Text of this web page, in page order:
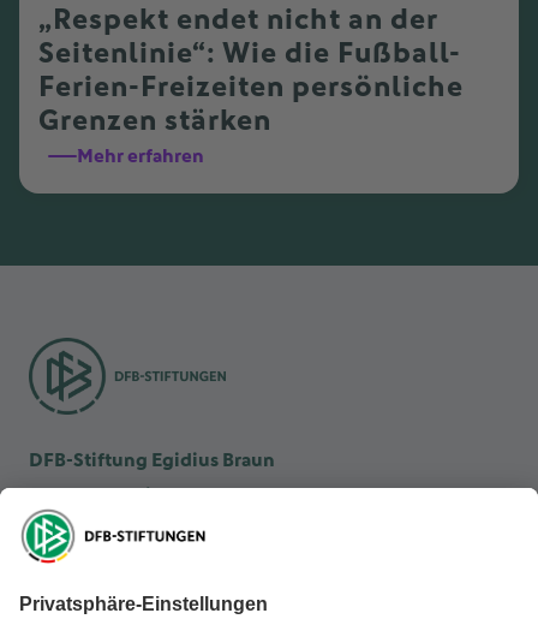
„Respekt endet nicht an der
Seitenlinie“: Wie die Fußball-
Ferien-Freizeiten persönliche
Grenzen stärken
Mehr erfahren
DFB-Stiftung Egidius Braun
DFB-Stiftung Sepp Herberger